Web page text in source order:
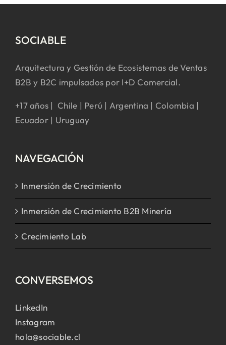
SOCIABLE
Arquitectura y Gestión de Ecosistemas de Ventas
B2B y B2C impulsados por I+D Comercial.
+17 años | Chile | Perú | Argentina | Colombia |
Ecuador | Uruguay
NAVEGACIÓN
Inmersión de Crecimiento
Inmersión de Crecimiento B2B Minería
Crecimiento Lab
CONVERSEMOS
LinkedIn
Instagram
hola@sociable.cl